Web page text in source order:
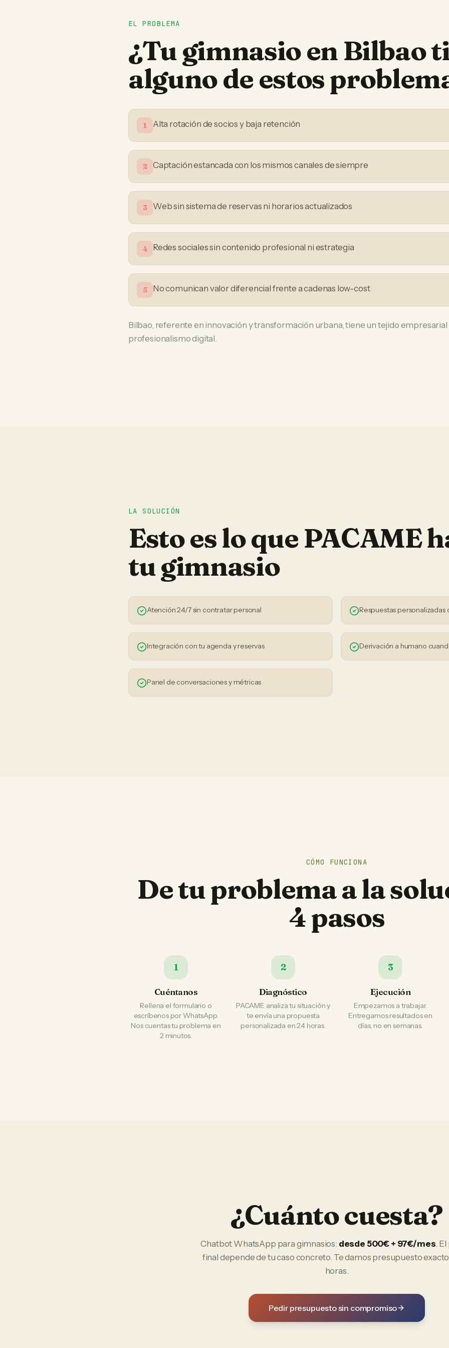
EL PROBLEMA
¿TugimnasioenBilbao
alguno de estos
1 Alta rotación de socios y baja retención
2 Captación estancada con los mismos canales de siempre
3 Web sin sistema de reservas ni horarios actualizados
4 Redes sociales sin contenido profesional ni estrategia
5 No comunican valor diferencial frente a cadenas low-cost
Bilbao, referente en innovación y transformación urbana, tiene un tejido empresarial
profesionalismo digital.
LA SOLUCIÓN
Esto es lo que PACAME
tugimnasio
Atención 24/7 sin contratar personal Respuestas personalizadas
Integración con tu agenda y reservas Derivación a humano
Panel de conversaciones y métricas
CÓMO FUNCIONA
De tu problema a la
4 pasos
1
Cuéntanos
Rellena el formulario o
escríbenos por WhatsApp.
Nos cuentas tu problema en
2 minutos.
2
Diagnóstico
PACAME analiza tu situación y
te envía una propuesta
personalizada en 24 horas.
3
Ejecución
Empezamos a trabajar.
Entregamos resultados en
días, no en semanas.
¿Cuánto cuesta?
Chatbot WhatsApp paragimnasios: desde 500€ + 97€/mes.
final depende de tu caso concreto. Te damos presupuesto
horas.
Pedir presupuesto sin compromiso